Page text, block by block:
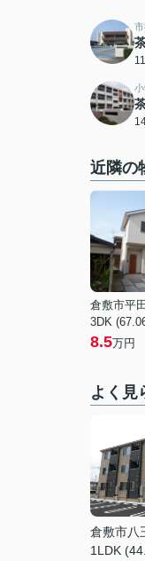
近隣の
倉敷市平田
3DK
8.5万円
よく見
倉敷市八
1LDK